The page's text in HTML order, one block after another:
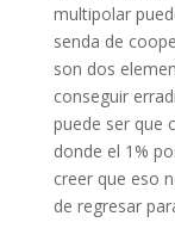
multipolar
senda de
son dos
conseguir
puede ser que
donde el 1%
creer que eso
de regresar